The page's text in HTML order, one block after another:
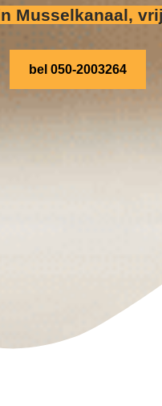
Musselkanaal,
bel 050-2003264